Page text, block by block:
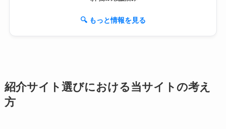
🔍 もっと情報を見る
紹介サイト選びにおける当サイトの考え
方